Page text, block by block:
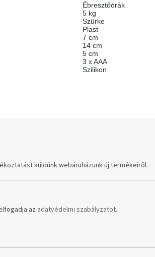
Ébresztőórák
5 kg
Szürke
Plast
7 cm
14 cm
5 cm
3 x AAA
Szilikon
küldünk webáruházunk új termékeiről.
az adatvédelmi szabályzatot.